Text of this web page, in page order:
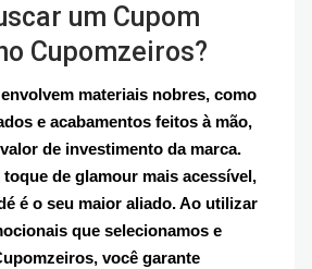
um Cupom
Cupomzeiros?
materiais nobres, como
e acabamentos feitos à mão,
de investimento da marca.
de glamour mais acessível,
é o seu maior aliado. Ao utilizar
que selecionamos e
você garante